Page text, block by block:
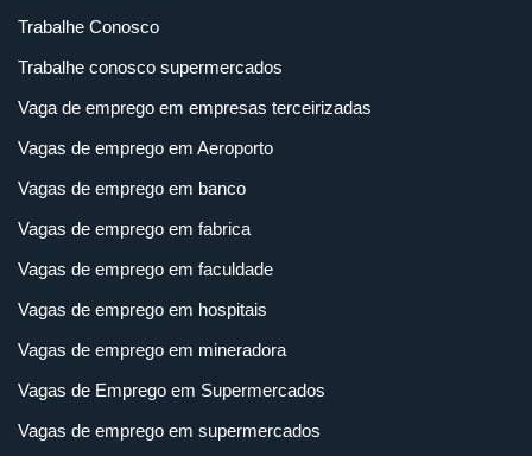
Trabalhe Conosco
Trabalhe conosco supermercados
Vaga de emprego em empresas terceirizadas
Vagas de emprego em Aeroporto
Vagas de emprego em banco
Vagas de emprego em fabrica
Vagas de emprego em faculdade
Vagas de emprego em hospitais
Vagas de emprego em mineradora
Vagas de Emprego em Supermercados
Vagas de emprego em supermercados